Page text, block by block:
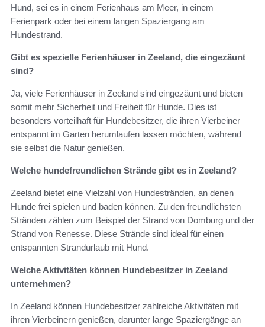
Hund, sei es in einem Ferienhaus am Meer, in einem
Ferienpark oder bei einem langen Spaziergang am
Hundestrand.
Gibt es spezielle Ferienhäuser in Zeeland, die eingezäunt
sind?
Ja, viele Ferienhäuser in Zeeland sind eingezäunt und bieten
somit mehr Sicherheit und Freiheit für Hunde. Dies ist
besonders vorteilhaft für Hundebesitzer, die ihren Vierbeiner
entspannt im Garten herumlaufen lassen möchten, während
sie selbst die Natur genießen.
Welche hundefreundlichen Strände gibt es in Zeeland?
Zeeland bietet eine Vielzahl von Hundestränden, an denen
Hunde frei spielen und baden können. Zu den freundlichsten
Stränden zählen zum Beispiel der Strand von Domburg und der
Strand von Renesse. Diese Strände sind ideal für einen
entspannten Strandurlaub mit Hund.
Welche Aktivitäten können Hundebesitzer in Zeeland
unternehmen?
In Zeeland können Hundebesitzer zahlreiche Aktivitäten mit
ihren Vierbeinern genießen, darunter lange Spaziergänge an